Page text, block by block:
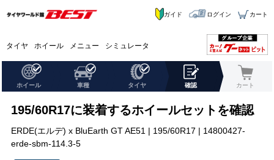
タイヤ ホイール メニュー シミュレータ
ガイド ログイン カート
ホイール 車種 タイヤ 確認 カート
195/60R17に装着するホイールセットを確認
ERDE(エルデ) x BluEarth GT AE51 | 195/60R17 | 14800427-
erde-sbm-114.3-5